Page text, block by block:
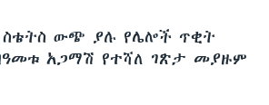
ስቴትስ ውጭ ያሉ የሌሎች ጥቂት
አጋማሽ የተሻለ ገጽታ መያዙም